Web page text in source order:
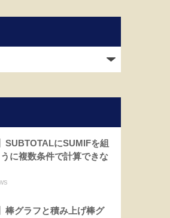
SUBTOTALにSUMIFを組
に複数条件で計算できな
棒グラフと積み上げ棒グ